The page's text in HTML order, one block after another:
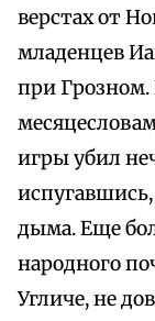
верстах от
младенцев
при
игры убил
испугавшись,
дыма. Еще
народного
Угличе, не